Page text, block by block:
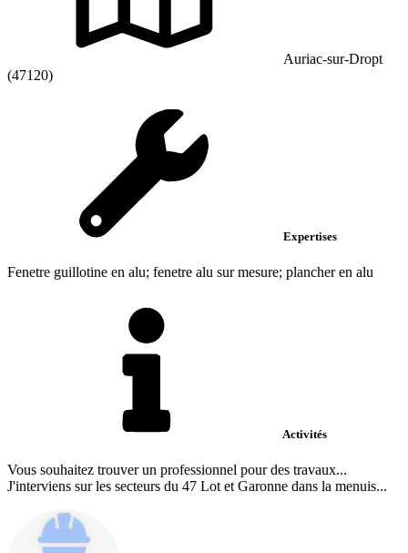
Auriac-sur-Dropt
(47120)
Expertises
Fenetre guillotine en alu; fenetre alu sur mesure; plancher en alu
Activités
Vous souhaitez trouver un professionnel pour des travaux...
J'interviens sur les secteurs du 47 Lot et Garonne dans la menuis...